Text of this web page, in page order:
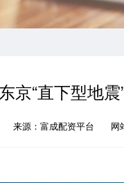
京“直下型地
来源：富成配资平台 网